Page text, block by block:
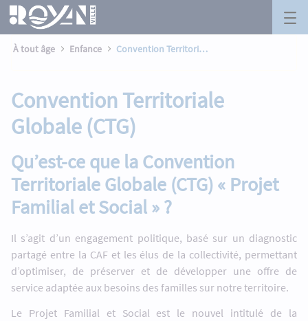
Panneau de gestion des cookies
Saut au contenu principal
Convention Territoriale Globale (CTG)
À tout âge Enfance Convention Territoriale Globale (CTG)
Convention Territoriale
Globale (CTG)
Qu’est-ce que la Convention
Territoriale Globale (CTG) « Projet
Familial et Social » ?
Il s’agit d’un engagement politique, basé sur un diagnostic
partagé entre la CAF et les élus de la collectivité, permettant
d’optimiser, de préserver et de développer une offre de
service adaptée aux besoins des familles sur notre territoire.
Le Projet Familial et Social est le nouvel intitulé de la